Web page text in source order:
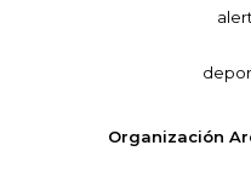
Organización